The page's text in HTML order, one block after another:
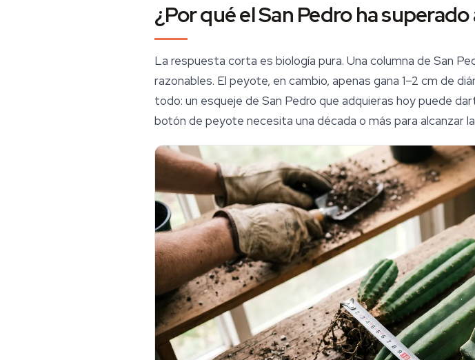
¿Por qué el San Pedro ha
La respuesta corta es biología pura. Una columna de San
razonables. El peyote, en cambio, apenas gana 1–2 cm de
todo: un esqueje de San Pedro que adquieras hoy puede
botón de peyote necesita una década o más para alcanzar